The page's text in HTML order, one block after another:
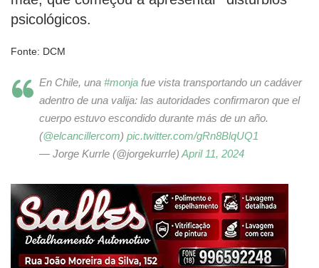
psicológicos.
Fonte: DCM
En Chile, una #monja fue vista transportando un cadáver
adentro de una valija: las autoridades confirmaron que el
cuerpo estuvo escondido durante más de un año.
(@elcancillercom) pic.twitter.com/gRn8BlqUQ1
— Jorge Kurrle (@jorgekurrle) April 11, 2024